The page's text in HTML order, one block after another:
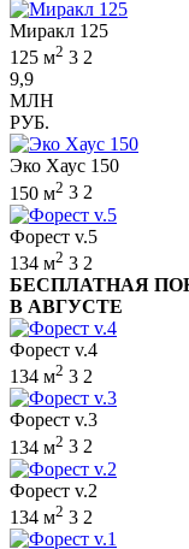
Миракл 125
125 м2 3 2
9,9
МЛН
РУБ.
Эко Хаус 150
150 м2 3 2
Форест v.5
134 м2 3 2
БЕСПЛАТНАЯ
В АВГУСТЕ
Форест v.4
134 м2 3 2
Форест v.3
134 м2 3 2
Форест v.2
134 м2 3 2